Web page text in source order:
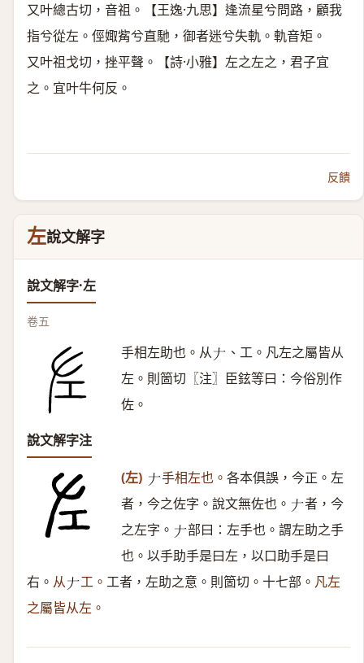
又叶總古切，音祖。【王逸·九思】逢流星兮問路，顧我
指兮從左。俓娵觜兮直馳，御者迷兮失軌。軌音矩。
又叶祖戈切，挫平聲。【詩·小雅】左之左之，君子宜
之。宜叶牛何反。
反饋
左說文解字
說文解字·左
卷五
手相左助也。从𠂇 、工。凡左之屬皆从
左。則箇切〖注〗臣鉉等曰：今俗別作
佐。
說文解字注
(左) 𠂇手相左也。 各本俱誤，今正。左
者，今之佐字。說文無佐也。 𠂇者，今
之左字。 𠂇部曰：左手也。謂左助之手
也。以手助手是曰左，以口助手是曰
右。 从𠂇工。 工者，左助之意。則箇切。十七部。 凡左
之屬皆从左。